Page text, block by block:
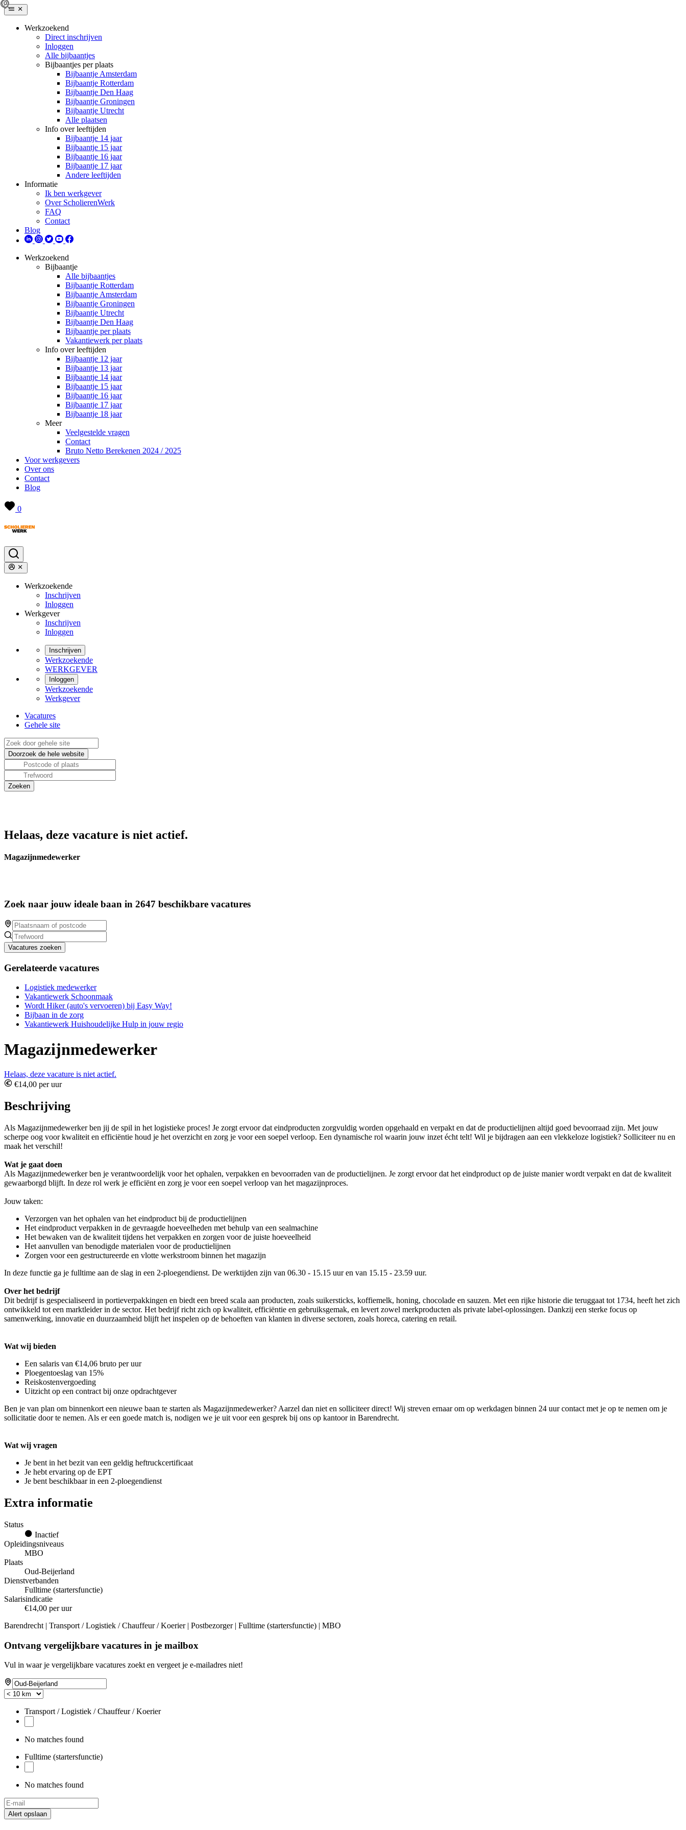
Werkzoekend
Direct inschrijven
Inloggen
Alle bijbaantjes
Bijbaantjes per plaats
Bijbaantje Amsterdam
Bijbaantje Rotterdam
Bijbaantje Den Haag
Bijbaantje Groningen
Bijbaantje Utrecht
Alle plaatsen
Info over leeftijden
Bijbaantje 14 jaar
Bijbaantje 15 jaar
Bijbaantje 16 jaar
Bijbaantje 17 jaar
Andere leeftijden
Informatie
Ik ben werkgever
Over ScholierenWerk
FAQ
Contact
Blog
Werkzoekend
Bijbaantje
Alle bijbaantjes
Bijbaantje Rotterdam
Bijbaantje Amsterdam
Bijbaantje Groningen
Bijbaantje Utrecht
Bijbaantje Den Haag
Bijbaantje per plaats
Vakantiewerk per plaats
Info over leeftijden
Bijbaantje 12 jaar
Bijbaantje 13 jaar
Bijbaantje 14 jaar
Bijbaantje 15 jaar
Bijbaantje 16 jaar
Bijbaantje 17 jaar
Bijbaantje 18 jaar
Meer
Veelgestelde vragen
Contact
Bruto Netto Berekenen 2024 / 2025
Voor werkgevers
Over ons
Contact
Blog
0
Werkzoekende
Inschrijven
Inloggen
Werkgever
Inschrijven
Inloggen
Inschrijven
Werkzoekende
WERKGEVER
Inloggen
Werkzoekende
Werkgever
Vacatures
Gehele site
Helaas, deze vacature is niet actief.
Magazijnmedewerker
Zoek naar jouw ideale baan in 2647 beschikbare vacatures
Vacatures zoeken
Gerelateerde vacatures
Logistiek medewerker
Vakantiewerk Schoonmaak
Wordt Hiker (auto's vervoeren) bij Easy Way!
Bijbaan in de zorg
Vakantiewerk Huishoudelijke Hulp in jouw regio
Magazijnmedewerker
Helaas, deze vacature is niet actief.
€14,00 per uur
Beschrijving
Als Magazijnmedewerker ben jij de spil in het logistieke proces! Je zorgt ervoor dat eindproducten zorgvuldig worden opgehaald en verpakt en dat de productielijnen altijd goed bevoorraad zijn. Met jouw
scherpe oog voor kwaliteit en efficiëntie houd je het overzicht en zorg je voor een soepel verloop. Een dynamische rol waarin jouw inzet écht telt! Wil je bijdragen aan een vlekkeloze logistiek? Solliciteer nu en
maak het verschil!
Wat je gaat doen
Als Magazijnmedewerker ben je verantwoordelijk voor het ophalen, verpakken en bevoorraden van de productielijnen. Je zorgt ervoor dat het eindproduct op de juiste manier wordt verpakt en dat de kwaliteit
gewaarborgd blijft. In deze rol werk je efficiënt en zorg je voor een soepel verloop van het magazijnproces.
Jouw taken:
Verzorgen van het ophalen van het eindproduct bij de productielijnen
Het eindproduct verpakken in de gevraagde hoeveelheden met behulp van een sealmachine
Het bewaken van de kwaliteit tijdens het verpakken en zorgen voor de juiste hoeveelheid
Het aanvullen van benodigde materialen voor de productielijnen
Zorgen voor een gestructureerde en vlotte werkstroom binnen het magazijn
In deze functie ga je fulltime aan de slag in een 2-ploegendienst. De werktijden zijn van 06.30 - 15.15 uur en van 15.15 - 23.59 uur.
Over het bedrijf
Dit bedrijf is gespecialiseerd in portieverpakkingen en biedt een breed scala aan producten, zoals suikersticks, koffiemelk, honing, chocolade en sauzen. Met een rijke historie die teruggaat tot 1734, heeft het zich
ontwikkeld tot een marktleider in de sector. Het bedrijf richt zich op kwaliteit, efficiëntie en gebruiksgemak, en levert zowel merkproducten als private label-oplossingen. Dankzij een sterke focus op
samenwerking, innovatie en duurzaamheid blijft het inspelen op de behoeften van klanten in diverse sectoren, zoals horeca, catering en retail.
Wat wij bieden
Een salaris van €14,06 bruto per uur
Ploegentoeslag van 15%
Reiskostenvergoeding
Uitzicht op een contract bij onze opdrachtgever
Ben je van plan om binnenkort een nieuwe baan te starten als Magazijnmedewerker? Aarzel dan niet en solliciteer direct! Wij streven ernaar om op werkdagen binnen 24 uur contact met je op te nemen om je
sollicitatie door te nemen. Als er een goede match is, nodigen we je uit voor een gesprek bij ons op kantoor in Barendrecht.
Wat wij vragen
Je bent in het bezit van een geldig heftruckcertificaat
Je hebt ervaring op de EPT
Je bent beschikbaar in een 2-ploegendienst
Extra informatie
Status
Inactief
Opleidingsniveaus
MBO
Plaats
Oud-Beijerland
Dienstverbanden
Fulltime (startersfunctie)
Salarisindicatie
€14,00 per uur
Barendrecht | Transport / Logistiek / Chauffeur / Koerier | Postbezorger | Fulltime (startersfunctie) | MBO
Ontvang vergelijkbare vacatures in je mailbox
Vul in waar je vergelijkbare vacatures zoekt en vergeet je e-mailadres niet!
Transport / Logistiek / Chauffeur / Koerier
No matches found
Fulltime (startersfunctie)
No matches found
Alert opslaan